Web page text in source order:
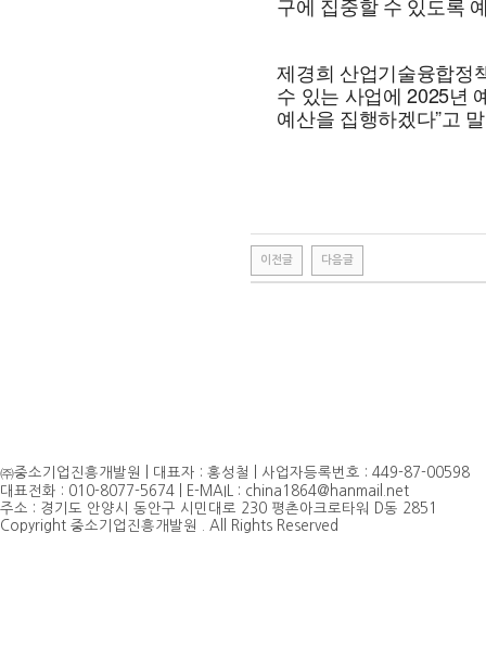
제경희 산업기술융합정
수 있는 사업에 2025년
예산을 집행하겠다”고
이전글 다음글
㈜중소기업진흥개발원 | 대표자 : 홍성철 | 사업자등록번호 : 449-87-00598
대표전화 : 010-8077-5674 | E-MAIL : china1864@hanmail.net
주소 : 경기도 안양시 동안구 시민대로 230 평촌아크로타워 D동 2851
Copyright 중소기업진흥개발원 . All Rights Reserved